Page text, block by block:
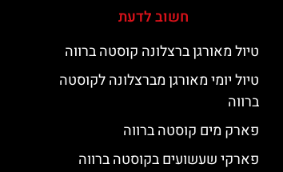
חשוב לדעת
טיול מאורגן ברצלונה קוסטה ברווה
טיול יומי מאורגן מברצלונה לקוסטה
ברווה
פארק מים קוסטה ברווה
פארקי שעשועים בקוסטה ברווה